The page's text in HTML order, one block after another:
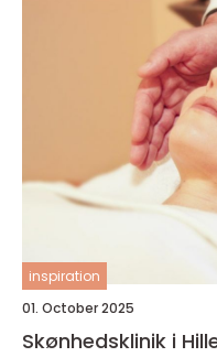
inspiration
01. October 2025
Skønhedsklinik i